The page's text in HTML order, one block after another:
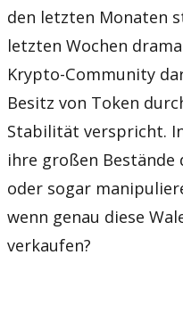
den letzten Monaten
letzten Wochen
Krypto-Community
Besitz von Token
Stabilität verspricht.
ihre großen Bestände
oder sogar
wenn genau diese
verkaufen?